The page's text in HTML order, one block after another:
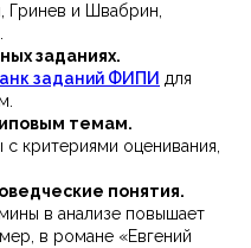
Гринев и Швабрин,
заданиях.
заданий ФИПИ для
темам.
критериями оценивания,
понятия.
в анализе повышает
в романе «Евгений